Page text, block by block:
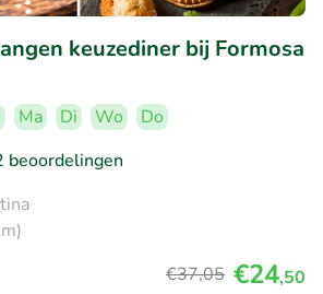
keuzediner bij Formosa
Ma Di Wo
Do
beoordelingen
€37,05 €24,50